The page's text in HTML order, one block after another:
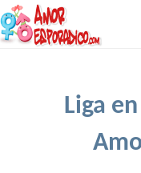
Liga